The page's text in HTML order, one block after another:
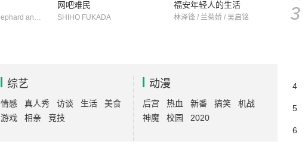
3
4
5
6
Kazak nomadic shephard and his family
网吧难民
SHIHO FUKADA
福安年轻人的生活
林泽锋 / 兰菊娇 / 吴启铭
综艺
情感 真人秀 访谈 生活
美食
游戏
相亲 竞技
动漫
后宫 热血 新番 搞笑
机战
神魔
校园 2020